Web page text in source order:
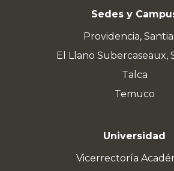
Sedes y
Providencia,
El Llano Subercaseaux,
Talca
Temuco
Universidad
Vicerrectoría